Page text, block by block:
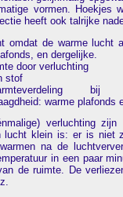
vormen. Hoekjes
heeft ook talrijke
omdat de warme lucht
en dergelijke.
door verluchting
stof
bij
warme plafonds
verluchting
lucht klein is: er is niet
na de
in een paar
de ruimte. De